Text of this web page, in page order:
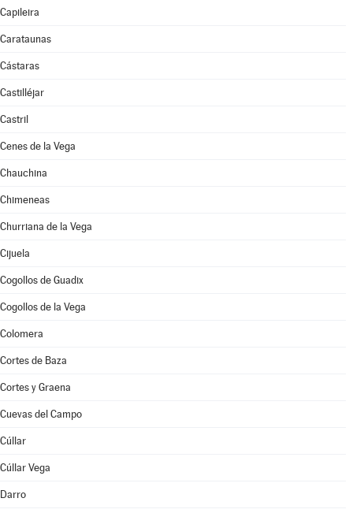
Capileira
Carataunas
Cástaras
Castilléjar
Castril
Cenes de la Vega
Chauchina
Chimeneas
Churriana de la Vega
Cijuela
Cogollos de Guadix
Cogollos de la Vega
Colomera
Cortes de Baza
Cortes y Graena
Cuevas del Campo
Cúllar
Cúllar Vega
Darro